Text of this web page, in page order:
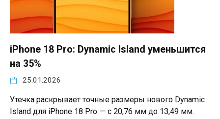
iPhone 18 Pro: Dynamic Island уменьшится
на 35%
25.01.2026
Утечка раскрывает точные размеры нового Dynamic
Island для iPhone 18 Pro — с 20,76 мм до 13,49 мм.